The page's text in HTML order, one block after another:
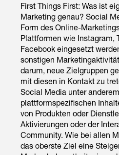
First Things First: Was ist
Marketing genau? Social
Form des Online-
Plattformen wie Instagram,
Facebook eingesetzt
sonstigen
darum, neue Zielgruppen
mit diesen in Kontakt zu
Social Media unter
plattformspezifischen
von Produkten oder
Aktivierungen oder der
Community. Wie bei allen
das oberste Ziel eine